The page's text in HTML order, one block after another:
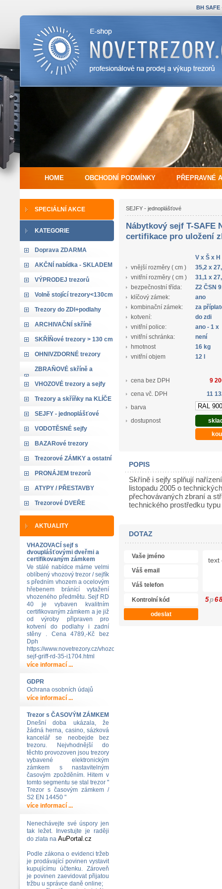
BH SAFE
HOME OBCHODNÍ PODMÍNKY PŘEPRAVNÉ
SPECIÁLNÍ AKCE
KATEGORIE
Doprava ZDARMA
AKČNÍ nabídka - SKLADEM
VÝPRODEJ trezorů
Volně stojící trezory<130cm
Trezory do ZDI+podlahy
ARCHIVAČNÍ skříně
SKŘÍŇové trezory > 130 cm
OHNIVZDORNÉ trezory
ZBRAŇOVÉ skříně a
trezory
VHOZOVÉ trezory a sejfy
Trezory a skříňky na KLÍČE
SEJFY - jednoplášťové
VODOTĚSNÉ sejfy
BAZARové trezory
Trezorové ZÁMKY a ostatní
PRONÁJEM trezorů
ATYPY / PŘESTAVBY
Trezorové DVEŘE
AKTUALITY
VHAZOVACÍ sejf s
dvouplášťovými dveřmi a
certifikovaným zámkem
Ve stálé nabídce máme velmi
oblíbený vhozový trezor / sejfík
s předním vhozem a ocelovým
hřebenem bránící vytažení
vhozeného předmětu. Sejf RD
40 je vybaven kvalitním
certifikovaným zámkem a je již
od výroby připraven pro
kotvení do podlahy i zadní
stěny . Cena 4789,-Kč bez
Dph
https://www.novetrezory.cz/vhozovy-
sejf-griff-rd-35-i1704.html
více informací ...
GDPR
Ochrana osobních údajů
více informací ...
Trezor s ČASOVÝM ZÁMKEM
Dnešní doba ukázala, že
žádná herna, casino, sázková
kancelář se neobejde bez
trezoru. Nejvhodnější do
těchto provozoven jsou trezory
vybavené elektronickým
zámkem s nastavitelným
časovým zpožděním. Hitem v
tomto segmentu se stal trezor "
Trezor s časovým zámkem /
S2 EN 14450 "
více informací ...
Nenechávejte své úspory jen
tak ležet. Investujte je raději
do zlata na AuPortal.cz
Podle zákona o evidenci tržeb
je prodávající povinen vystavit
kupujícímu účtenku. Zároveň
je povinen zaevidovat přijatou
tržbu u správce daně online;
SEJFY - jednoplášťové
Nábytkový sejf T-SAFE
certifikace pro uložení
V x Š x H
vnější rozměry ( cm )
35,2 x
vnitřní rozměry ( cm )
31,1 x
bezpečnostní třída:
Z2 ČSN
klíčový zámek:
ano
kombinační zámek:
za
kotvení:
do zdi
vnitřní police:
ano - 1 x
vnitřní schránka:
není
hmotnost
16 kg
vnitřní objem
12 l
cena bez DPH
9
cena vč. DPH
11
barva
dostupnost
POPIS
Skříně i sejfy splňují
listopadu 2005 o
přechovávaných zbraní a
technického prostředku
DOTAZ
5p6